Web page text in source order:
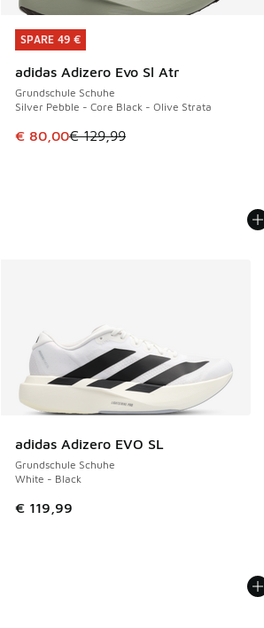
SPARE 49 €
adidas Adizero Evo Sl Atr
Grundschule Schuhe
Silver Pebble - Core Black - Olive Strata
Dieser Artikel ist im Sale. Der Preis
€ 80,00€ 129,99
SPARE 49 €
adidas Adizero EVO SL
Grundschule Schuhe
White - Black
€ 119,99